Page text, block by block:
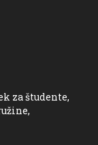
za študente,